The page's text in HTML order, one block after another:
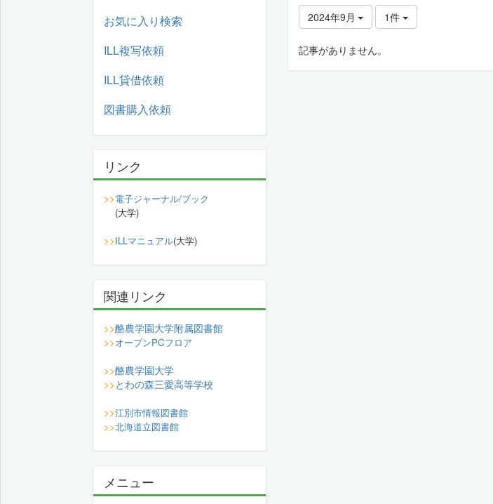
2024年9月 1件
記事がありません。
お気に入り検索
ILL複写依頼
ILL貸借依頼
図書購入依頼
リンク
>>電子ジャーナル/ブック
(大学)
>>ILLマニュアル(大学)
関連リンク
>>酪農学園大学附属図書館
>>オープンPCフロア
>>酪農学園大学
>> とわの森三愛高等学校
>>江別市情報図書館
>>北海道立図書館
メニュー